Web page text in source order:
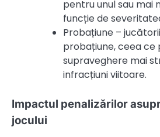
pentru unul sau mai
funcție de
Probațiune –
probațiune, ceea ce
supraveghere mai
infracțiuni viitoare.
Impactul penalizărilor
jocului